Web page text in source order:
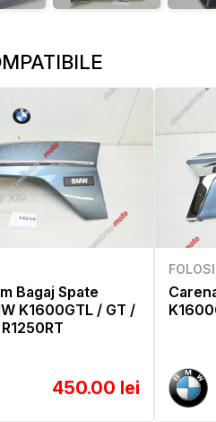
Bagaj Spate
K1600GTL / GT /
450.00 lei